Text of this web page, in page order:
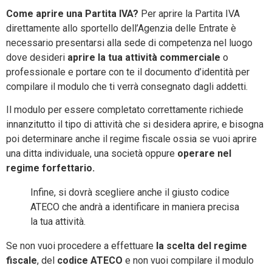
Come aprire una Partita IVA? Per aprire la Partita IVA
direttamente allo sportello dell’Agenzia delle Entrate è
necessario presentarsi alla sede di competenza nel luogo
dove desideri aprire la tua attività commerciale o
professionale e portare con te il documento d’identità per
compilare il modulo che ti verrà consegnato dagli addetti.
Il modulo per essere completato correttamente richiede
innanzitutto il tipo di attività che si desidera aprire, e bisogna
poi determinare anche il regime fiscale ossia se vuoi aprire
una ditta individuale, una società oppure operare nel
regime forfettario.
Infine, si dovrà scegliere anche il giusto codice
ATECO che andrà a identificare in maniera precisa
la tua attività.
Se non vuoi procedere a effettuare la scelta del regime
fiscale, del codice ATECO e non vuoi compilare il modulo